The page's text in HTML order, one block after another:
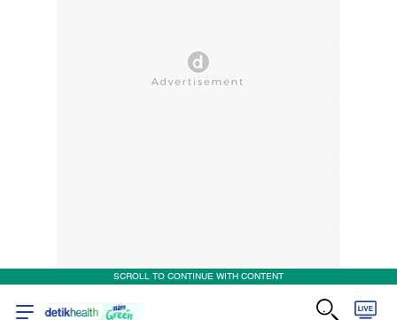
SCROLL TO CONTINUE WITH CONTENT